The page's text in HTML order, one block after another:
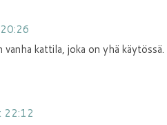
kattila, joka on yhä
22:12